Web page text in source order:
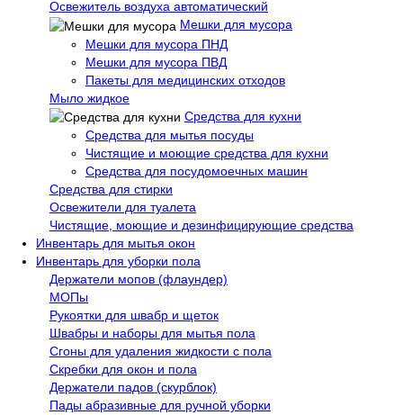
Освежитель воздуха автоматический
Мешки для мусора
Мешки для мусора ПНД
Мешки для мусора ПВД
Пакеты для медицинских отходов
Мыло жидкое
Средства для кухни
Средства для мытья посуды
Чистящие и моющие средства для кухни
Средства для посудомоечных машин
Средства для стирки
Освежители для туалета
Чистящие, моющие и дезинфицирующие средства
Инвентарь для мытья окон
Инвентарь для уборки пола
Держатели мопов (флаундер)
МОПы
Рукоятки для швабр и щеток
Швабры и наборы для мытья пола
Сгоны для удаления жидкости с пола
Скребки для окон и пола
Держатели падов (скурблок)
Пады абразивные для ручной уборки